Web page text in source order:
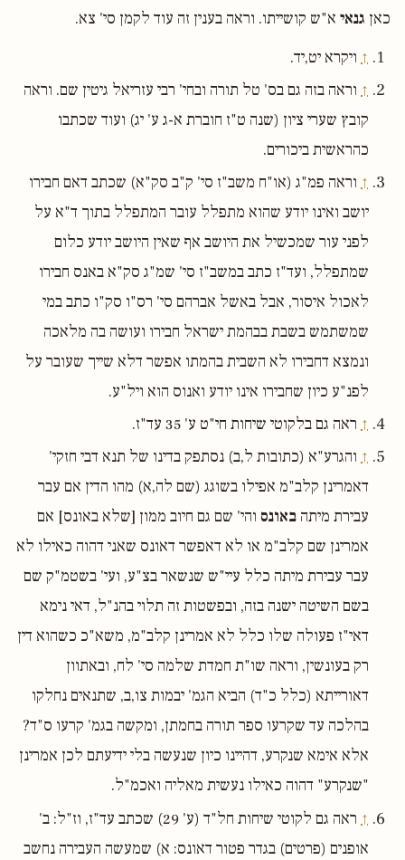
כאן גנאי א"ש קושייתו. וראה בענין זה עוד לקמן סי' צא.
↑ ויקרא יט,יד.
↑ וראה בזה גם בס' טל תורה ובחי' רבי עזריאל גיטין שם. וראה
קובץ שערי ציון (שנה ט"ז חוברת א-ג ע' יג) ועוד שכתבו
כהראשית ביכורים.
↑ וראה פמ"ג (או"ח משב"ז סי' ק"ב סק"א) שכתב דאם חבירו
יושב ואינו יודע שהוא מתפלל עובר המתפלל בתוך ד"א על
לפני עור שמכשיל את היושב אף שאין היושב יודע כלום
שמתפלל, ועד"ז כתב במשב"ז סי' שמ"ג סק"א באנס חבירו
לאכול איסור, אבל באשל אברהם סי' רס"ו סק"ו כתב במי
שמשתמש בשבת בבהמת ישראל חבירו ועושה בה מלאכה
ונמצא דחבירו לא השבית בהמתו אפשר דלא שייך שעובר על
לפנ"ע כיון שחבירו אינו יודע ואנוס הוא ויל"ע.
↑ ראה גם בלקוטי שיחות חי"ט ע' 35 עד"ז.
↑ והגרע"א (כתובות ל,ב) נסתפק בדינו של תנא דבי חזקי'
דאמרינן קלב"מ אפילו בשוגג (שם לה,א) מהו הדין אם עבר
עבירת מיתה באונס והי' שם גם חיוב ממון [שלא באונס] אם
אמרינן שם קלב"מ או לא דאפשר דאונס שאני דהוה כאילו לא
עבר עבירת מיתה כלל עיי"ש שנשאר בצ"ע, ועי' בשטמ"ק שם
בשם השיטה ישנה בזה, ובפשטות זה תלוי בהנ"ל, דאי נימא
דאי"ז פעולה שלו כלל לא אמרינן קלב"מ, משא"כ כשהוא דין
רק בעונשין, וראה שו"ת חמדת שלמה סי' לח, ובאתוון
דאורייתא (כלל כ"ד) הביא הגמ' יבמות צו,ב, שתנאים נחלקו
בהלכה עד שקרעו ספר תורה בחמתן, ומקשה בגמ' קרעו ס"ד?
אלא אימא שנקרע, דהיינו כיון שנעשה בלי ידיעתם לכן אמרינן
"שנקרע" דהוה כאילו נעשית מאליה ואכמ"ל.
↑
ראה גם לקוטי שיחות חל"ד (ע' 29) שכתב עד"ז, וז"ל: ב'
אופנים (פרטים) בגדר פטור דאונס: א) שמעשה העבירה נחשב